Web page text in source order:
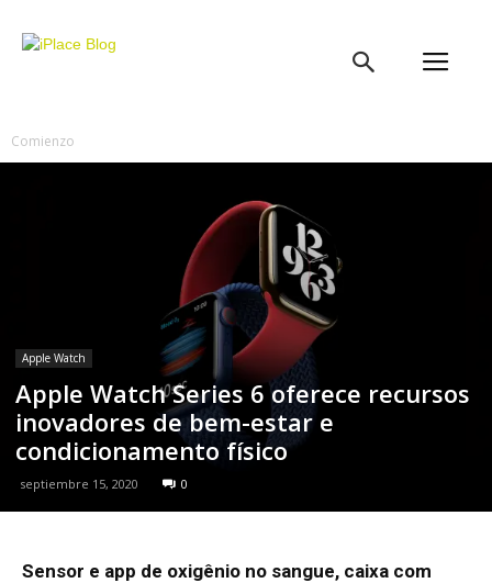
Comienzo
Apple Watch
Apple Watch Series 6 oferece recursos
inovadores de bem-estar e
condicionamento físico
septiembre 15, 2020 0
Sensor e app de oxigênio no sangue, caixa com